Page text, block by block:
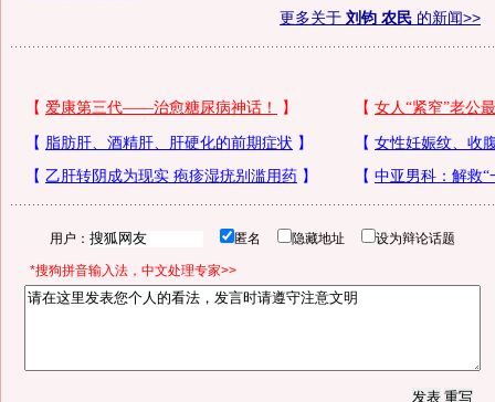
更多关于 刘钧 农民 的新闻>>
用户： 匿名 隐藏地址 设为辩论话题
*搜狗拼音输入法，中文处理专家>>